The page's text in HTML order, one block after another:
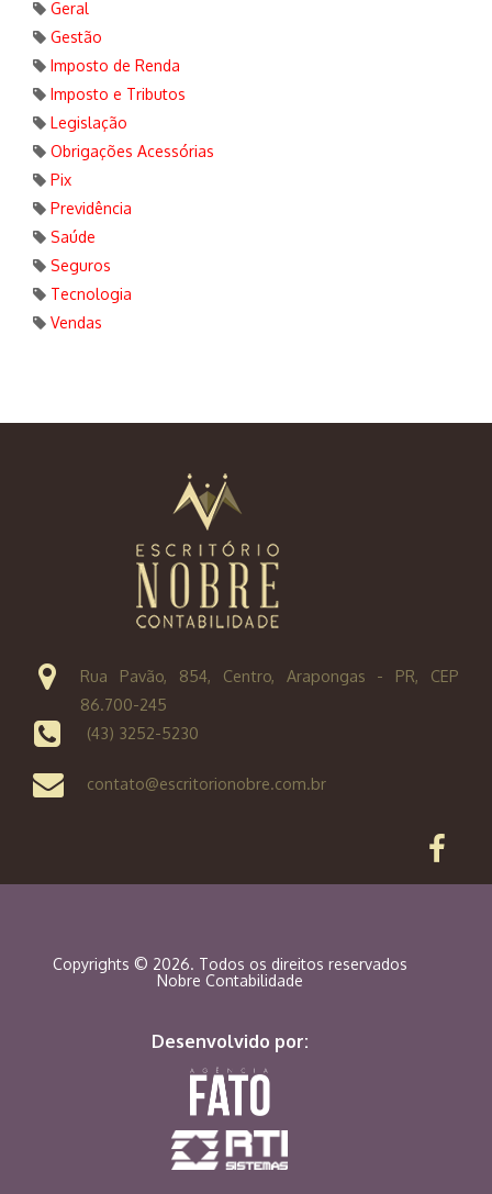
Geral
Gestão
Imposto de Renda
Imposto e Tributos
Legislação
Obrigações Acessórias
Pix
Previdência
Saúde
Seguros
Tecnologia
Vendas
Rua Pavão, 854, Centro, Arapongas - PR, CEP
86.700-245
(43) 3252-5230
contato@escritorionobre.com.br
Copyrights © 2026. Todos os direitos reservados
Nobre Contabilidade
Desenvolvido por: